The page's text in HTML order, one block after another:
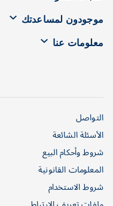
موجودون لمساعدتك
معلومات عنا
التواصل
الأسئلة الشائعة
شروط وأحكام البيع
المعلومات القانونية
شروط الاستخدام